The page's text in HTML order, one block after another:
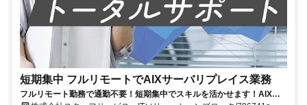
短期集中 フルリモートでAIXサーバリプレイス業務
フルリモート勤務で通勤不要！短期集中でスキルを活かせます！AIXの